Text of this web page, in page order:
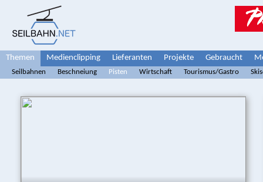
Themen Medienclipping Lieferanten Projekte Gebraucht
Seilbahnen Beschneiung Pisten Wirtschaft Tourismus/Gastro